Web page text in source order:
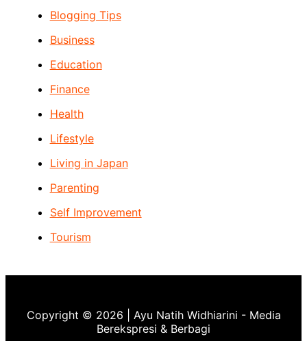
Blogging Tips
Business
Education
Finance
Health
Lifestyle
Living in Japan
Parenting
Self Improvement
Tourism
Copyright © 2026 | Ayu Natih Widhiarini - Media
Berekspresi & Berbagi